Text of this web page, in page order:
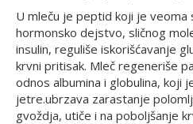
U mleču je peptid koji je veoma
hormonsko dejstvo, sličnog
insulin, reguliše iskorišćavanje
krvni pritisak. Mleč regeneriše
odnos albumina i globulina, koji
jetre.ubrzava zarastanje
gvoždja, utiče i na poboljšanje